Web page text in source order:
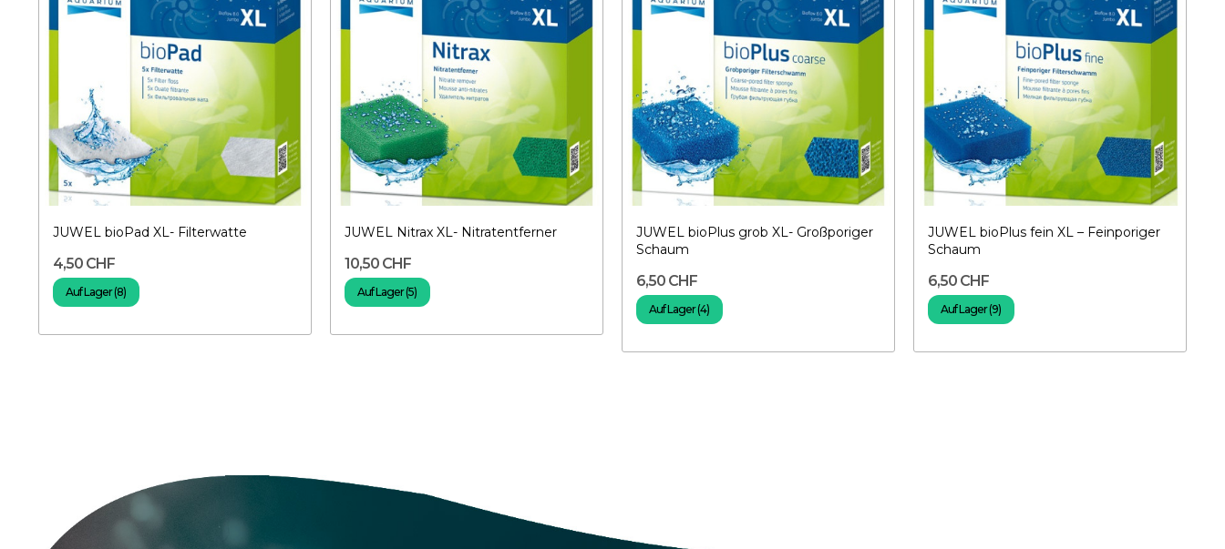
JUWEL bioPad XL- Filterwatte
4,50 CHF
Auf Lager (8)
JUWEL Nitrax XL- Nitratentferner
10,50 CHF
Auf Lager (5)
JUWEL bioPlus grob XL- Großporiger
Schaum
6,50 CHF
Auf Lager (4)
JUWEL bioPlus fein XL – Feinporiger
Schaum
6,50 CHF
Auf Lager (9)